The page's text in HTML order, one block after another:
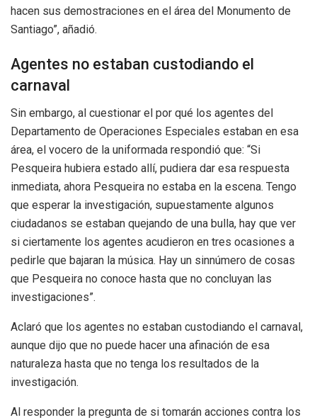
hacen sus demostraciones en el área del Monumento de
Santiago”, añadió.
Agentes no estaban custodiando el
carnaval
Sin embargo, al cuestionar el por qué los agentes del
Departamento de Operaciones Especiales estaban en esa
área, el vocero de la uniformada respondió que: “Si
Pesqueira hubiera estado allí, pudiera dar esa respuesta
inmediata, ahora Pesqueira no estaba en la escena. Tengo
que esperar la investigación, supuestamente algunos
ciudadanos se estaban quejando de una bulla, hay que ver
si ciertamente los agentes acudieron en tres ocasiones a
pedirle que bajaran la música. Hay un sinnúmero de cosas
que Pesqueira no conoce hasta que no concluyan las
investigaciones”.
Aclaró que los agentes no estaban custodiando el carnaval,
aunque dijo que no puede hacer una afinación de esa
naturaleza hasta que no tenga los resultados de la
investigación.
Al responder la pregunta de si tomarán acciones contra los